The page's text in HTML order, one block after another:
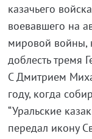
казачьего
воевавшего на
мировой войны,
доблесть тремя
С Дмитрием
году, когда
“Уральские
передал икону